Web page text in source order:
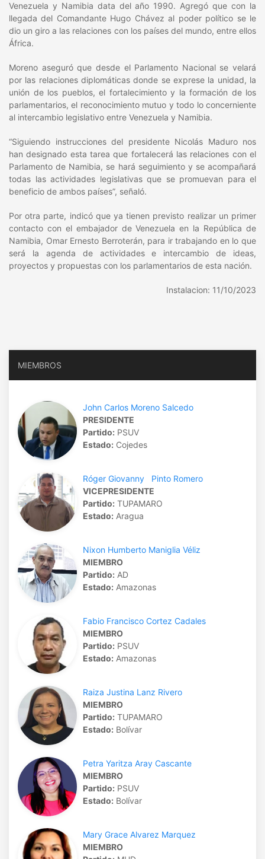
Venezuela y Namibia data del año 1990. Agregó que con la
llegada del Comandante Hugo Chávez al poder político se le
dio un giro a las relaciones con los países del mundo, entre ellos
África.
Moreno aseguró que desde el Parlamento Nacional se velará
por las relaciones diplomáticas donde se exprese la unidad, la
unión de los pueblos, el fortalecimiento y la formación de los
parlamentarios, el reconocimiento mutuo y todo lo concerniente
al intercambio legislativo entre Venezuela y Namibia.
“Siguiendo instrucciones del presidente Nicolás Maduro nos
han designado esta tarea que fortalecerá las relaciones con el
Parlamento de Namibia, se hará seguimiento y se acompañará
todas las actividades legislativas que se promuevan para el
beneficio de ambos países”, señaló.
Por otra parte, indicó que ya tienen previsto realizar un primer
contacto con el embajador de Venezuela en la República de
Namibia, Omar Ernesto Berroterán, para ir trabajando en lo que
será la agenda de actividades e intercambio de ideas,
proyectos y propuestas con los parlamentarios de esta nación.
Instalacion: 11/10/2023
MIEMBROS
John Carlos Moreno Salcedo
PRESIDENTE
Partido: PSUV
Estado: Cojedes
Róger Giovanny Pinto Romero
VICEPRESIDENTE
Partido: TUPAMARO
Estado: Aragua
Nixon Humberto Maniglia Véliz
MIEMBRO
Partido: AD
Estado: Amazonas
Fabio Francisco Cortez Cadales
MIEMBRO
Partido: PSUV
Estado: Amazonas
Raiza Justina Lanz Rivero
MIEMBRO
Partido: TUPAMARO
Estado: Bolívar
Petra Yaritza Aray Cascante
MIEMBRO
Partido: PSUV
Estado: Bolívar
Mary Grace Alvarez Marquez
MIEMBRO